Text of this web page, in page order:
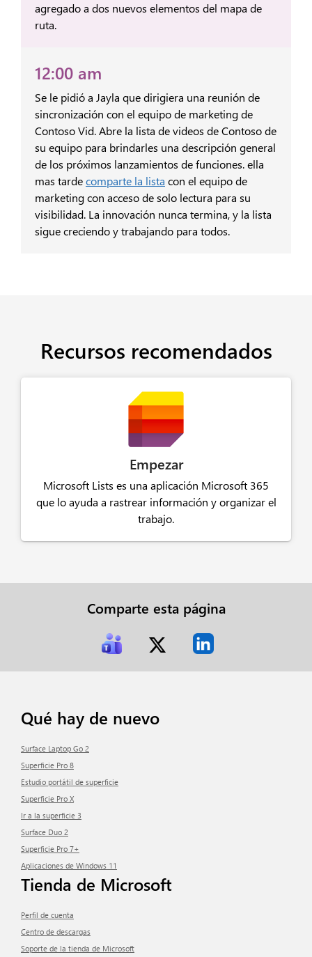
agregado a dos nuevos elementos del mapa de
ruta.
12:00 am
Se le pidió a Jayla que dirigiera una reunión de
sincronización con el equipo de marketing de
Contoso Vid. Abre la lista de videos de Contoso de
su equipo para brindarles una descripción general
de los próximos lanzamientos de funciones. ella
mas tardecomparte la lista con el equipo de
marketing con acceso de solo lectura para su
visibilidad. La innovación nunca termina, y la lista
sigue creciendo y trabajando para todos.
Recursos recomendados
Empezar
Microsoft Lists es una aplicación Microsoft 365
que lo ayuda a rastrear información y organizar el
trabajo.
Comparte esta página
Qué hay de nuevo
Surface Laptop Go 2
Superficie Pro 8
Estudio portátil de superficie
Superficie Pro X
Ir a la superficie 3
Surface Duo 2
Superficie Pro 7+
Aplicaciones de Windows 11
Tienda de Microsoft
Perfil de cuenta
Centro de descargas
Soporte de la tienda de Microsoft